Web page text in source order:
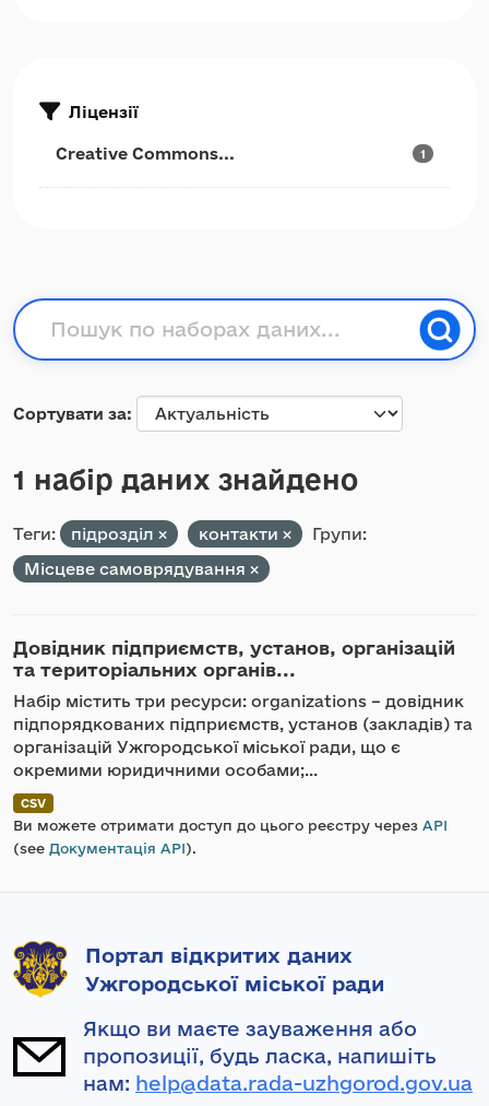
Ліцензії
Creative Commons... 1
Сортувати за
1 набір даних знайдено
Теги: підрозділ контакти
Групи:
Місцеве самоврядування
Довідник підприємств, установ, організацій
та територіальних органів...
Набір містить три ресурси: organizations – довідник
підпорядкованих підприємств, установ (закладів) та
організацій Ужгородської міської ради, що є
окремими юридичними особами;...
CSV
Ви можете отримати доступ до цього реєстру через API
(see Документація API).
Портал відкритих даних
Ужгородської міської ради
Якщо ви маєте зауваження або
пропозиції, будь ласка, напишіть
нам: help@data.rada-uzhgorod.gov.ua